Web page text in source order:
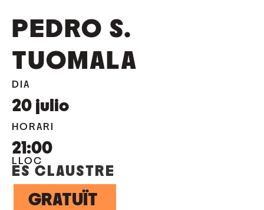
PEDRO S.
TUOMALA
DIA
20 julio
HORARI
21:00
LLOC
ES CLAUSTRE
GRATUÏT